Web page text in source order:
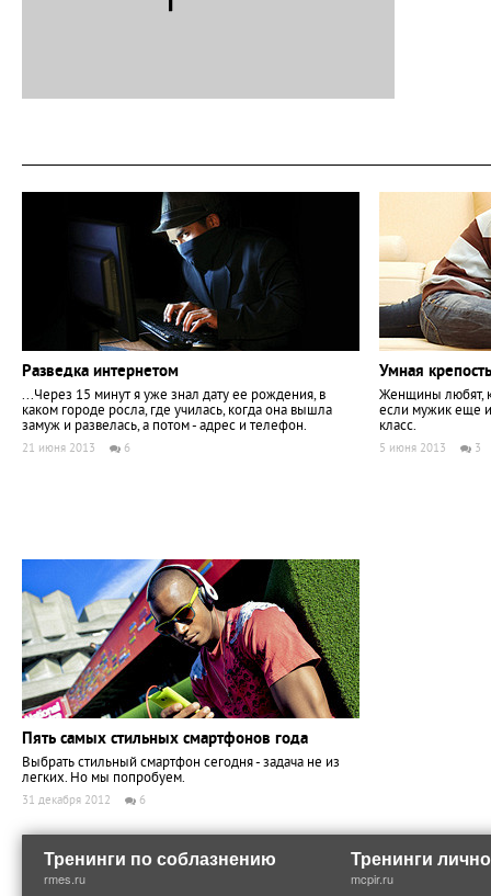
Разведка интернетом
...Через 15 минут я уже знал дату ее рождения, в
каком городе росла, где училась, когда она вышла
замуж и развелась, а потом - адрес и телефон.
21 июня 2013 6
Умная крепость
Женщины любят,
если мужик еще
класс.
5 июня 2013 3
Пять самых стильных смартфонов года
Выбрать стильный смартфон сегодня - задача не из
легких. Но мы попробуем.
31 декабря 2012 6
Тренинги по соблазнению
rmes.ru
Тренинги
mcpir.ru